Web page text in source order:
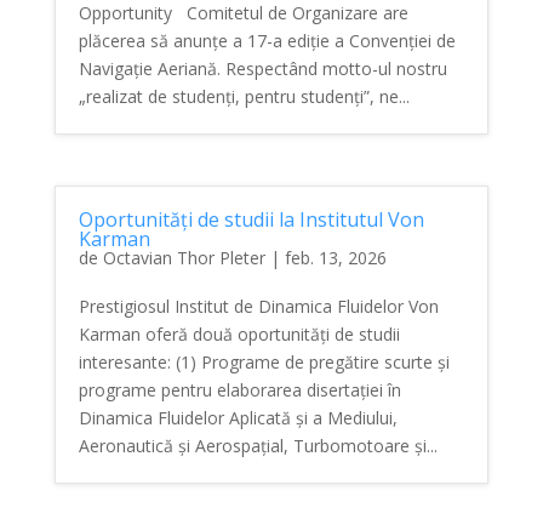
Opportunity Comitetul de Organizare are
plăcerea să anunțe a 17-a ediție a Convenției de
Navigație Aeriană. Respectând motto-ul nostru
„realizat de studenți, pentru studenți”, ne...
Oportunități de studii la Institutul Von
Karman
de Octavian Thor Pleter| feb. 13, 2026
Prestigiosul Institut de Dinamica Fluidelor Von
Karman oferă două oportunități de studii
interesante: (1) Programe de pregătire scurte și
programe pentru elaborarea disertației în
Dinamica Fluidelor Aplicată și a Mediului,
Aeronautică și Aerospațial, Turbomotoare și...